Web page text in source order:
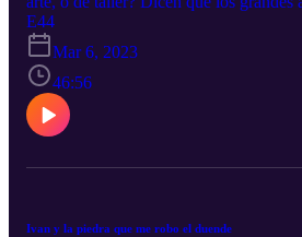
su tiempo, será?
E44
Mar 6, 2023
46:56
Ivan y la piedra que me robo el duende